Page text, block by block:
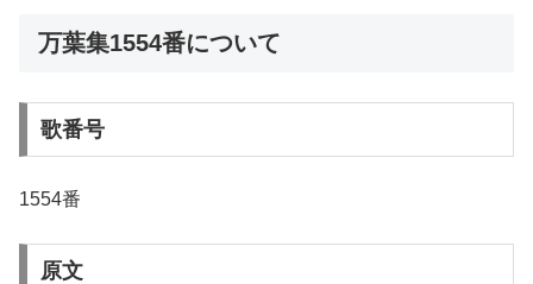
万葉集1554番について
歌番号
1554番
原文